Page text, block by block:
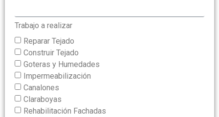
Trabajo a realizar
Reparar Tejado
Construir Tejado
Goteras y Humedades
Impermeabilización
Canalones
Claraboyas
Rehabilitación Fachadas